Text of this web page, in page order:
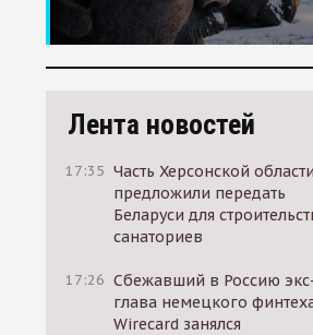
Лента новостей
17:35 Часть Херсонской области
предложили передать
Беларуси для
санаториев
17:26 Сбежавший в Россию
глава немецкого
Wirecard занялся